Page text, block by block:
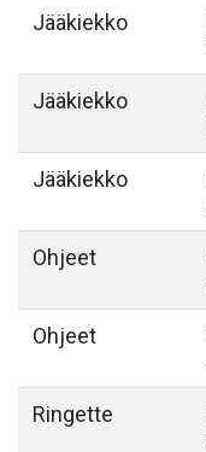
Jääkiekko
Jääkiekko
Jääkiekko
Ohjeet
Ohjeet
Ringette